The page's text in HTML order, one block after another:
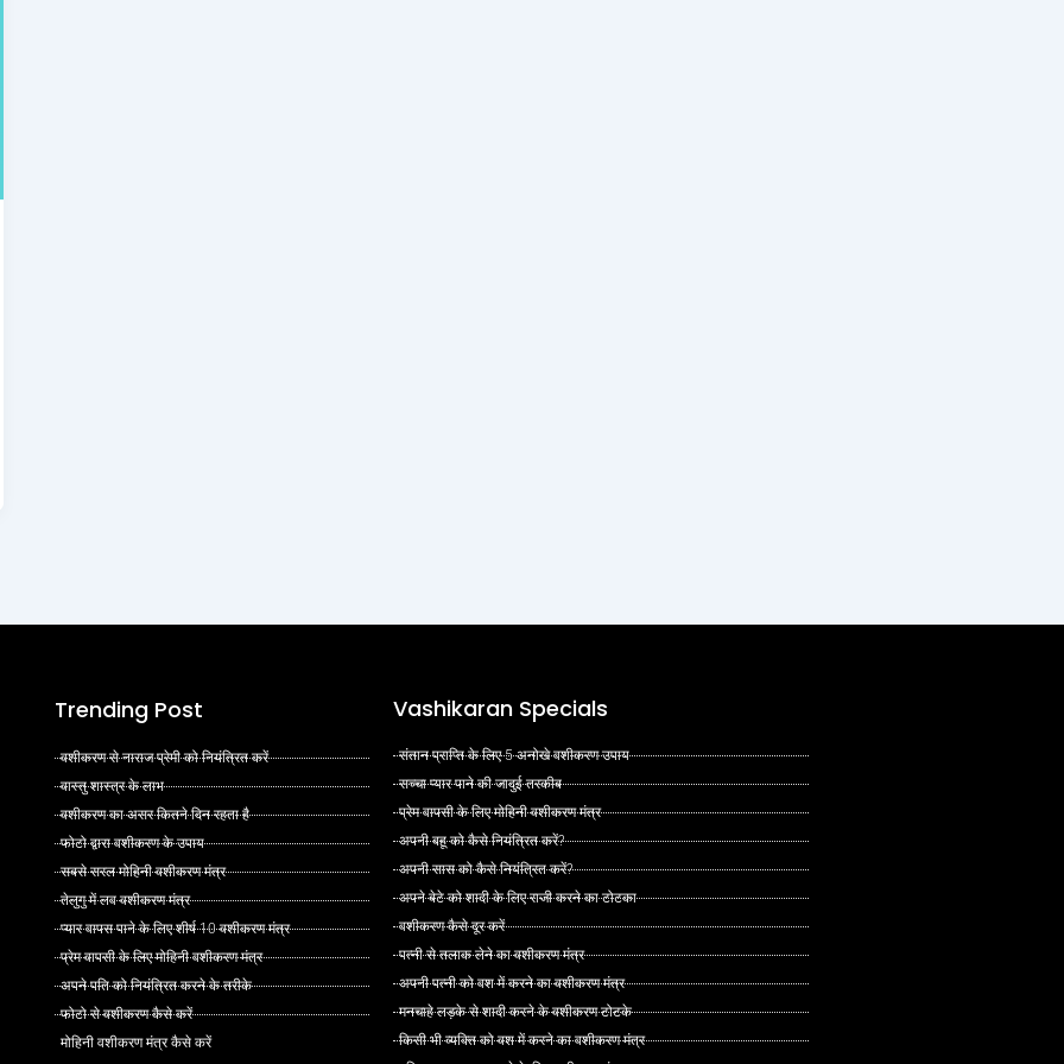
Trending Post
वशीकरण से नाराज प्रेमी को नियंत्रित करें
वास्तु शास्त्र के लाभ
वशीकरण का असर कितने दिन रहता है
फोटो द्वारा वशीकरण के उपाय
सबसे सरल मोहिनी वशीकरण मंत्र
तेलुगु में लव वशीकरण मंत्र
प्यार वापस पाने के लिए शीर्ष 10 वशीकरण मंत्र
प्रेम वापसी के लिए मोहिनी वशीकरण मंत्र
अपने पति को नियंत्रित करने के तरीके
फोटो से वशीकरण कैसे करें
मोहिनी वशीकरण मंत्र कैसे करें
Vashikaran Specials
संतान प्राप्ति के लिए 5 अनोखे वशीकरण उपाय
सच्चा प्यार पाने की जादुई तरकीब
प्रेम वापसी के लिए मोहिनी वशीकरण मंत्र
अपनी बहू को कैसे नियंत्रित करें?
अपनी सास को कैसे नियंत्रित करें?
अपने बेटे को शादी के लिए राजी करने का टोटका
वशीकरण कैसे दूर करें
पत्नी से तलाक लेने का वशीकरण मंत्र
अपनी पत्नी को वश में करने का वशीकरण मंत्र
मनचाहे लड़के से शादी करने के वशीकरण टोटके
किसी भी व्यक्ति को वश में करने का वशीकरण मंत्र